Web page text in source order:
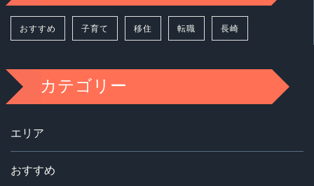
おすすめ 子育て 移住 転職 長崎
カテゴリー
エリア
おすすめ